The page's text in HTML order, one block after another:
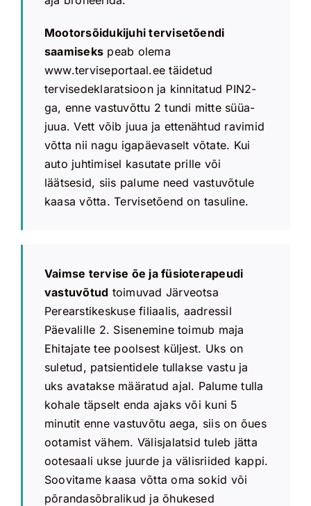
Mootorsõidukijuhi tervisetõendi
saamiseks peab olema
www.terviseportaal.ee täidetud
tervisedeklaratsioon ja kinnitatud PIN2-
ga, enne vastuvõttu 2 tundi mitte süüa-
juua. Vett võib juua ja ettenähtud ravimid
võtta nii nagu igapäevaselt võtate. Kui
auto juhtimisel kasutate prille või
läätsesid, siis palume need vastuvõtule
kaasa võtta. Tervisetõend on tasuline.
Vaimse tervise õe ja füsioterapeudi
vastuvõtud toimuvad Järveotsa
Perearstikeskuse filiaalis, aadressil
Päevalille 2. Sisenemine toimub maja
Ehitajate tee poolsest küljest. Uks on
suletud, patsientidele tullakse vastu ja
uks avatakse määratud ajal. Palume tulla
kohale täpselt enda ajaks või kuni 5
minutit enne vastuvõtu aega, siis on õues
ootamist vähem. Välisjalatsid tuleb jätta
ootesaali ukse juurde ja välisriided kappi.
Soovitame kaasa võtta oma sokid või
põrandasõbralikud ja õhukesed